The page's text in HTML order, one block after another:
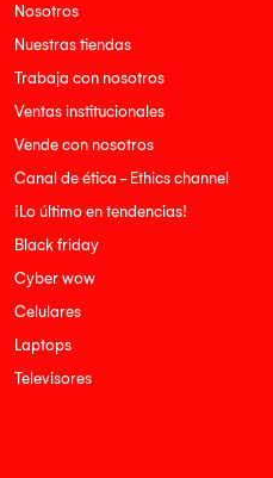
Nosotros
Nuestras tiendas
Trabaja con nosotros
Ventas institucionales
Vende con nosotros
Canal de ética - Ethics channel
¡Lo último en tendencias!
Black friday
Cyber wow
Celulares
Laptops
Televisores